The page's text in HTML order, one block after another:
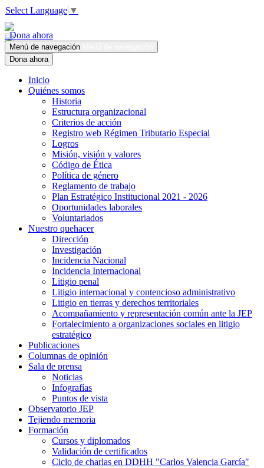
Select Language ▼
Dona ahora
Menú de navegación
Dona ahora
Inicio
Quiénes somos
Historia
Estructura organizacional
Criterios de acción
Registro web Régimen Tributario Especial
Logros
Misión, visión y valores
Código de Ética
Política de género
Reglamento de trabajo
Plan Estratégico Institucional 2021 - 2026
Oportunidades laborales
Voluntariados
Nuestro quehacer
Dirección
Investigación
Incidencia Nacional
Incidencia Internacional
Litigio penal
Litigio internacional y contencioso administrativo
Litigio en tierras y derechos territoriales
Acompañamiento y representación común ante la JEP
Fortalecimiento a organizaciones sociales en litigio
estratégico
Publicaciones
Columnas de opinión
Sala de prensa
Noticias
Infografías
Puntos de vista
Observatorio JEP
Tejiendo memoria
Formación
Cursos y diplomados
Validación de certificados
Ciclo de charlas en DDHH "Carlos Valencia García"